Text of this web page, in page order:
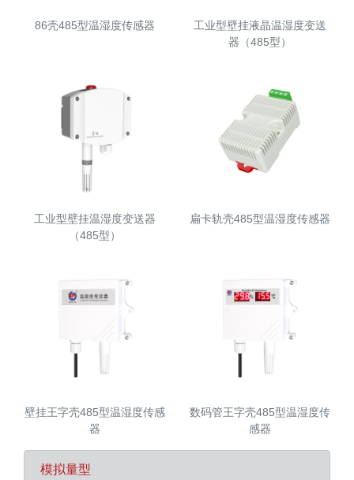
86壳485型温湿度传感器
工业型壁挂液晶温湿度变送
器（485型）
工业型壁挂温湿度变送器
（485型）
扁卡轨壳485型温湿度传感器
壁挂王字壳485型温湿度传感
器
数码管王字壳485型温湿度传
感器
模拟量型